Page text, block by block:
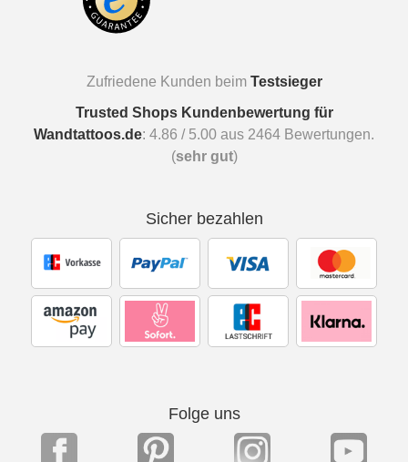
Zufriedene Kunden beim Testsieger
Trusted Shops Kundenbewertung für
Wandtattoos.de: 4.86 / 5.00 aus 2464 Bewertungen.
(sehr gut)
Sicher bezahlen
Folge uns